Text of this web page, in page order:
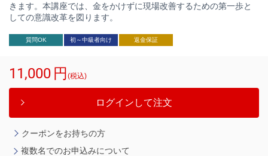
きます。本講座では、金をかけずに現場改善するための第一歩と
しての意識改革を図ります。
質問OK 初～中級者向け 返金保証
11,000 円 (税込)
ログインして注文
クーポンをお持ちの方
複数名でのお申込みについて